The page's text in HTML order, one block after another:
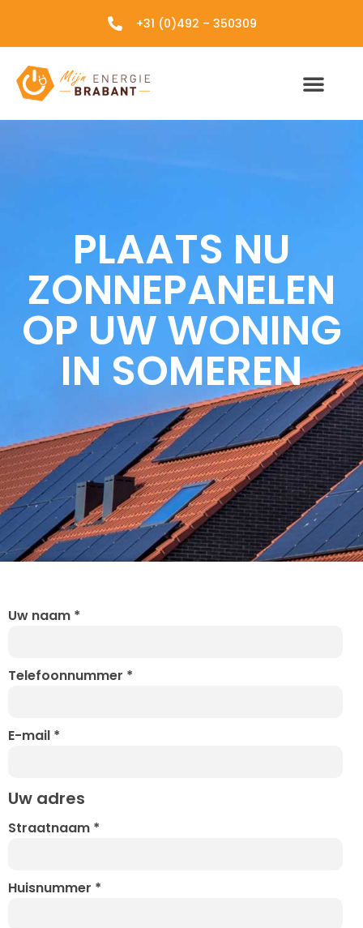
+31 (0)492 – 350309
PLAATS NU
ZONNEPANELEN
OP UW WONING
IN SOMEREN
Uw naam *
Telefoonnummer *
E-mail *
Uw adres
Straatnaam *
Huisnummer *